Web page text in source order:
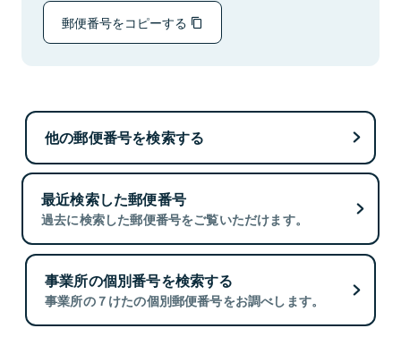
郵便番号をコピーする
他の郵便番号を検索する
最近検索した郵便番号
過去に検索した郵便番号をご覧いただけます。
事業所の個別番号を検索する
事業所の７けたの個別郵便番号をお調べします。